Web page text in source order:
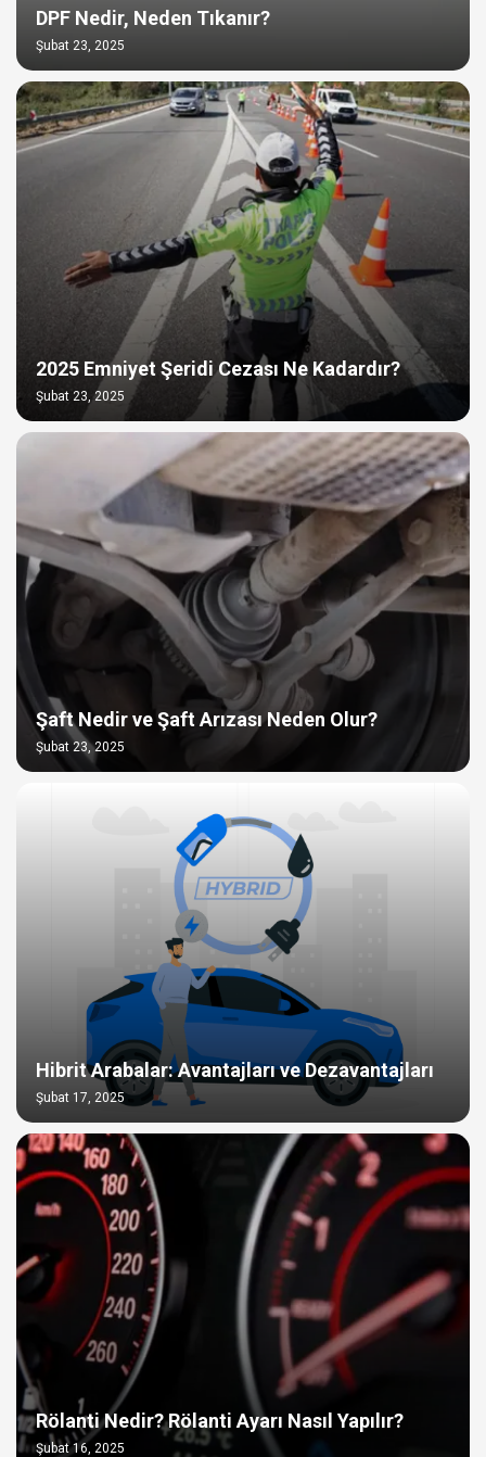
DPF Nedir, Neden Tıkanır?
Şubat 23, 2025
2025 Emniyet Şeridi Cezası Ne Kadardır?
Şubat 23, 2025
Şaft Nedir ve Şaft Arızası Neden Olur?
Şubat 23, 2025
Hibrit Arabalar: Avantajları ve Dezavantajları
Şubat 17, 2025
Rölanti Nedir? Rölanti Ayarı Nasıl Yapılır?
Şubat 16, 2025